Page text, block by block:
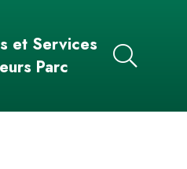
et Services
Parc